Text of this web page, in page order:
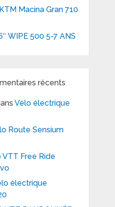
Macina Gran 710
WIPE 500 5-7 ANS
récents
Vélo électrique
Route Sensium
VTT Free Ride
électrique